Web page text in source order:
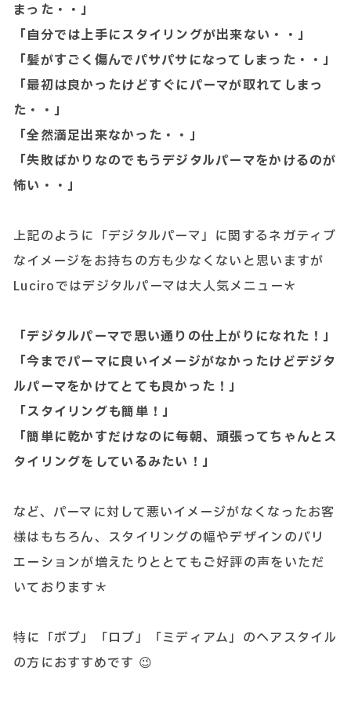
まった・・」
「自分では上手にスタイリングが出来ない・・」
「髪がすごく傷んでパサパサになってしまった・・」
「最初は良かったけどすぐにパーマが取れてしまっ
た・・」
「全然満足出来なかった・・」
「失敗ばかりなのでもうデジタルパーマをかけるのが
怖い・・」
上記のように「デジタルパーマ」に関するネガティブ
なイメージをお持ちの方も少なくないと思いますが
Luciroではデジタルパーマは大人気メニュー＊
「デジタルパーマで思い通りの仕上がりになれた！」
「今までパーマに良いイメージがなかったけどデジタ
ルパーマをかけてとても良かった！」
「スタイリングも簡単！」
「簡単に乾かすだけなのに毎朝、頑張ってちゃんとス
タイリングをしているみたい！」
など、パーマに対して悪いイメージがなくなったお客
様はもちろん、スタイリングの幅やデザインのバリ
エーションが増えたりととてもご好評の声をいただ
いております＊
特に「ボブ」「ロブ」「ミディアム」のヘアスタイル
の方におすすめです 😉